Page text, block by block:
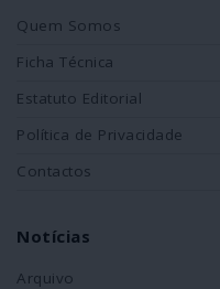
Quem Somos
Ficha Técnica
Estatuto Editorial
Política de Privacidade
Contactos
Notícias
Arquivo